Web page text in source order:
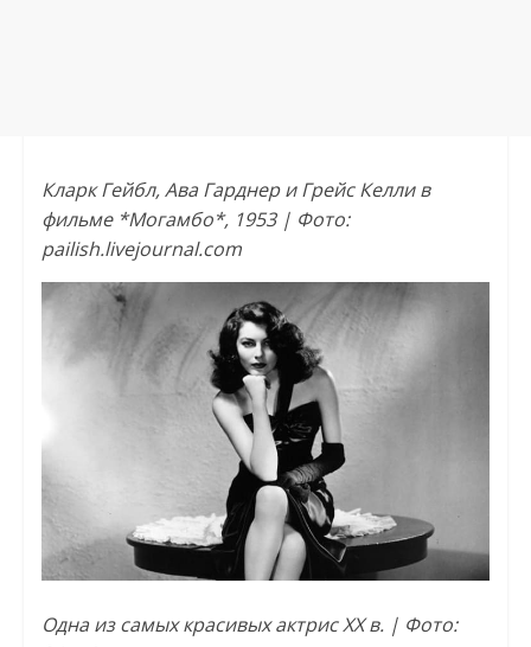
Кларк Гейбл, Ава Гарднер и Грейс Келли в
фильме *Могамбо*, 1953 | Фото:
pailish.livejournal.com
Одна из самых красивых актрис ХХ в. | Фото: